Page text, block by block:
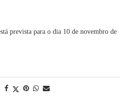
prevista para o dia 10 de novembro de